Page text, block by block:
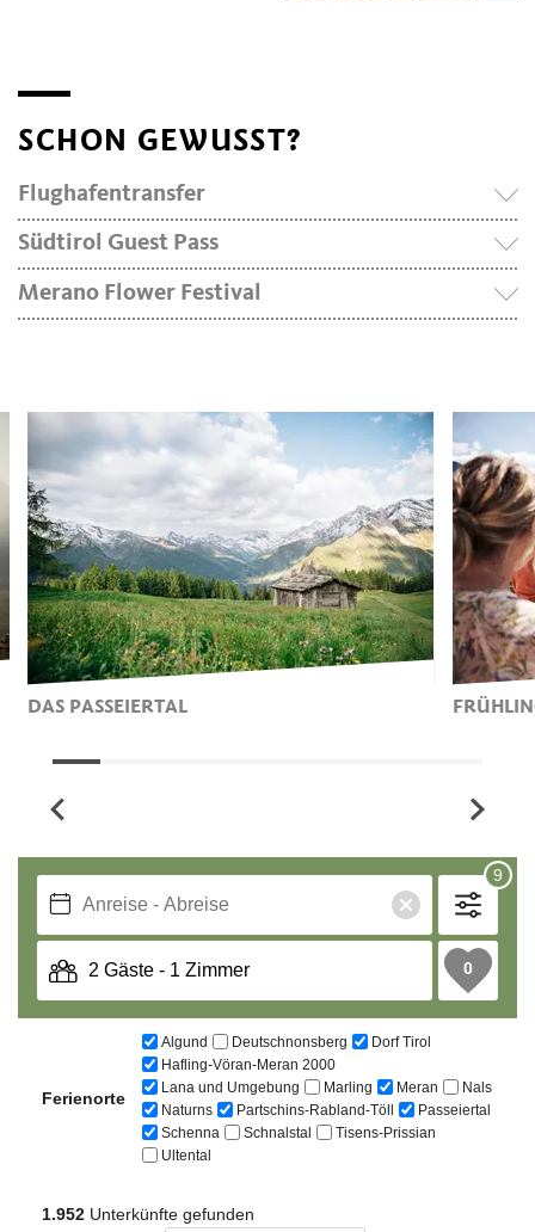
SCHON GEWUSST?
Flughafentransfer
Südtirol Guest Pass
Merano Flower Festival
DAS PASSEIERTAL